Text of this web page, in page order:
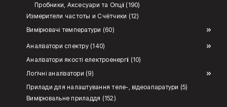
Пробники, Аксесуари та Опції (190)
Измерители частоты и Счётчики (12)
Вимірювачі температури (60)
Аналізатори спектру (140)
Аналізатори якості електроенергії (10)
Логічні аналізатори (9)
Прилади для налаштування теле-, відеоапаратури (5)
Вимірювальне приладдя (152)